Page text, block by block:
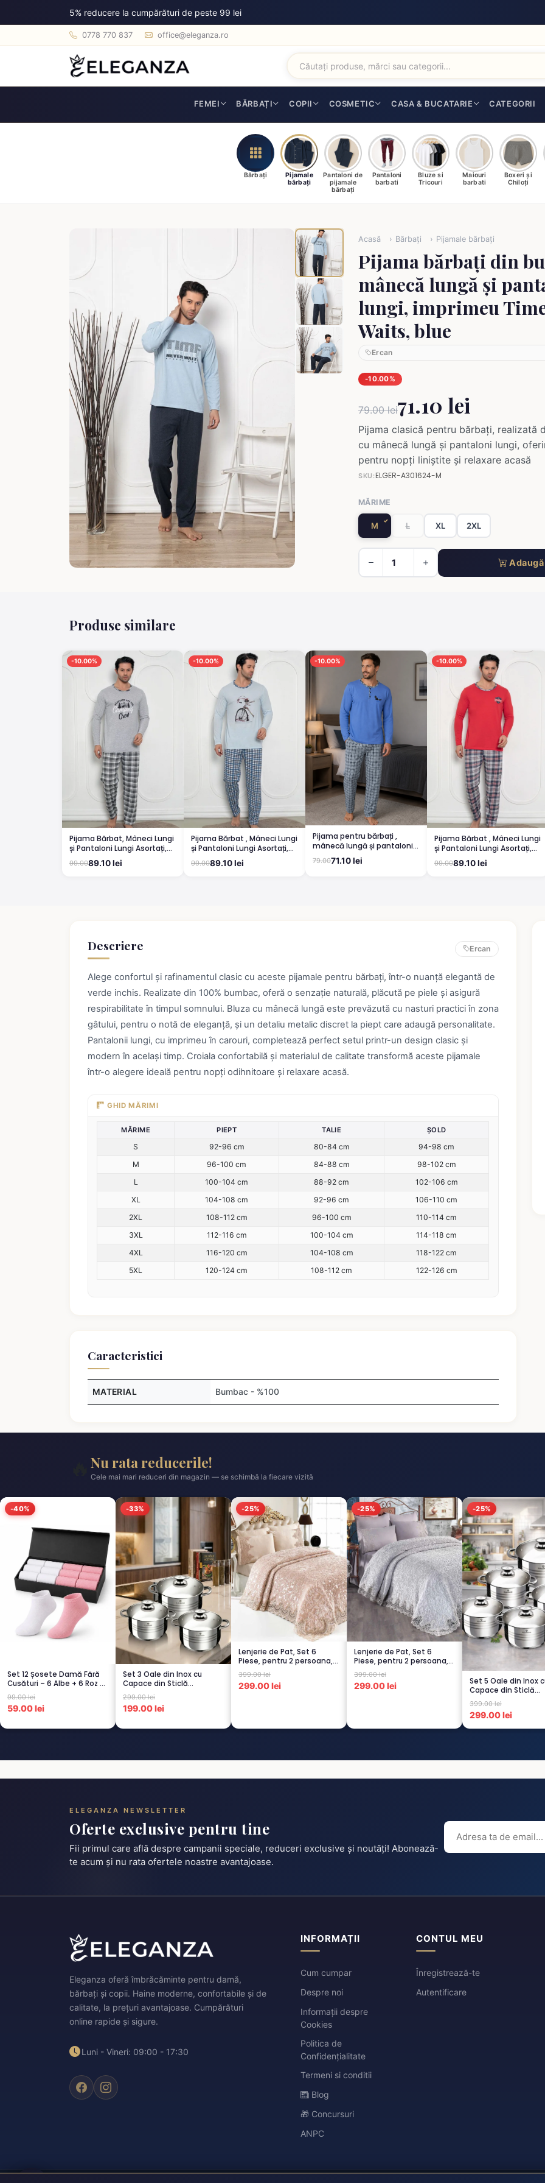
5% reducere la cumpărături de peste 99 lei
0778 770 837 office@eleganza.ro
FEMEI BĂRBAȚI COPII COSMETIC CASA & BUCATARIE CATEGORII
Bărbați
Pijamale
bărbați
Pantaloni de
pijamale
bărbați
Pantaloni
barbati
Bluze si
Tricouri
Maiouri
barbati
Boxeri și
Chiloți
Acasă Bărbați Pijamale bărbați
Pijama bărbați din
mânecă lungă și
lungi, imprimeu
Waits, blue
Ercan
-10.00%
79.00 lei71.10 lei
Pijama clasică pentru bărbați, realizată
cu mânecă lungă și pantaloni lungi,
pentru nopți liniștite și relaxare acasă
SKU:ELGER-A301624-M
MĂRIME
M L XL 2XL
Produse similare
-10.00%
Pijama Bărbat, Mâneci Lungi
și Pantaloni Lungi Asortați,
Imprimeu ,,Camping'', gri
deschis
99.0089.10 lei
-10.00%
Pijama Bărbat , Mâneci Lungi
și Pantaloni Lungi Asortați,
Imprimeu Bicicletă, Albastru
99.0089.10 lei
-10.00%
Pijama pentru bărbați ,
mânecă lungă și pantaloni
lungi, albastru
79.0071.10 lei
-10.00%
Pijama Bărbat , Mâneci Lungi
și Pantaloni Lungi Asortați,
Imprimeu ,,Academic'', roșu
99.0089.10 lei
Descriere Ercan
Alege confortul și rafinamentul clasic cu aceste pijamale pentru bărbați, într-o nuanță elegantă de
verde inchis. Realizate din 100% bumbac, oferă o senzație naturală, plăcută pe piele și asigură
respirabilitate în timpul somnului. Bluza cu mânecă lungă este prevăzută cu nasturi practici în zona
gâtului, pentru o notă de eleganță, și un detaliu metalic discret la piept care adaugă personalitate.
Pantalonii lungi, cu imprimeu în carouri, completează perfect setul printr-un design clasic și
modern în același timp. Croiala confortabilă și materialul de calitate transformă aceste pijamale
într-o alegere ideală pentru nopți odihnitoare și relaxare acasă.
GHID MĂRIMI
MĂRIME PIEPT TALIE ȘOLD
S 92-96 cm 80-84 cm
94-98 cm
M
96-100 cm 84-88 cm
98-102 cm
L
100-104 cm 88-92 cm
102-106 cm
XL
104-108 cm 92-96 cm
106-110 cm
2XL
108-112 cm 96-100 cm
110-114 cm
3XL
112-116 cm 100-104 cm
114-118 cm
4XL
116-120 cm 104-108 cm
118-122 cm
5XL
120-124 cm 108-112 cm 122-126 cm
Caracteristici
MATERIAL Bumbac - %100
Nu rata reducerile!
Cele mai mari reduceri din magazin — se schimbă la fiecare vizită
-40%
Set 12 Șosete Damă Fără
Cusături – 6 Albe + 6 Roz –
Scu...
99.00 lei
59.00 lei
-33%
Set 3 Oale din Inox cu
Capace din Sticlă
Termorezistent...
299.00 lei
199.00 lei
-25%
Lenjerie de Pat, Set 6
Piese, pentru 2 persoana,
CAPUCI...
399.00 lei
299.00 lei
-25%
Lenjerie de Pat, Set 6
Piese, pentru 2 persoana,
GRI -1...
399.00 lei
299.00 lei
-25%
Set 5 Oale din Inox
Capace din Sticlă
Termorezistent...
399.00 lei
299.00 lei
ELEGANZA NEWSLETTER
Oferte exclusive pentru tine
Fii primul care află despre campanii speciale, reduceri exclusive și noutăți! Abonează-
te acum și nu rata ofertele noastre avantajoase.
Eleganza oferă îmbrăcăminte pentru damă,
bărbați și copii. Haine moderne, confortabile și de
calitate, la prețuri avantajoase. Cumpărături
online rapide și sigure.
Luni - Vineri: 09:00 - 17:30
INFORMAȚII
Cum cumpar
Despre noi
Informații despre
Cookies
Politica de
Confidențialitate
Termeni si conditii
Blog
🎁 Concursuri
ANPC
CONTUL MEU
Înregistrează-te
Autentificare